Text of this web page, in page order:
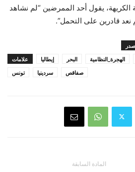
يقول أحد الممرضين “لم نشاهد
نعد قادرين على التحمل”.
علامات
إيطاليا البحر الهجرة_النظامية
تونس
سردينيا صفاقص
المادة السابقة